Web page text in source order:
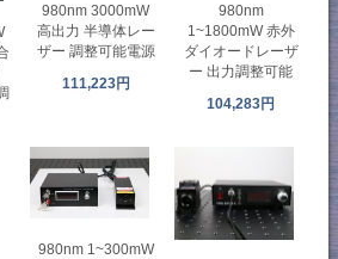
980nm 3000mW
高出力 半導体レー
ザー 調整可能電源
111,223円
980nm
1~1800mW 赤外
ダイオードレーザ
ー 出力調整可能
104,283円
980nm 1~300mW